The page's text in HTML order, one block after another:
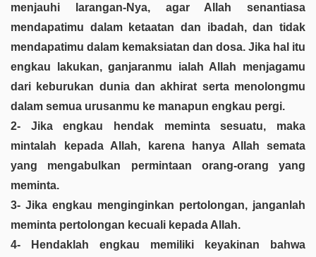
menjauhi larangan-Nya, agar Allah senantiasa
mendapatimu dalam ketaatan dan ibadah, dan tidak
mendapatimu dalam kemaksiatan dan dosa. Jika hal itu
engkau lakukan, ganjaranmu ialah Allah menjagamu
dari keburukan dunia dan akhirat serta menolongmu
dalam semua urusanmu ke manapun engkau pergi.
2- Jika engkau hendak meminta sesuatu, maka
mintalah kepada Allah, karena hanya Allah semata
yang mengabulkan permintaan orang-orang yang
meminta.
3- Jika engkau menginginkan pertolongan, janganlah
meminta pertolongan kecuali kepada Allah.
4- Hendaklah engkau memiliki keyakinan bahwa